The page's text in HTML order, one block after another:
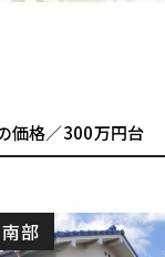
価格／300万円台
部